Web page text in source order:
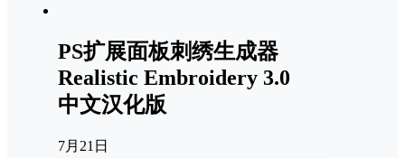
PS扩展面板刺绣生成器
Realistic Embroidery 3.0
中文汉化版
7月21日